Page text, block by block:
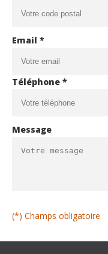
Email *
Téléphone *
Message
(*) Champs obligatoire